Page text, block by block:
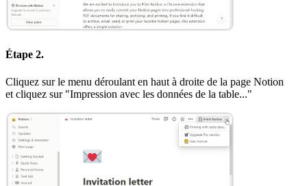
Étape 2.
Cliquez sur le menu déroulant en haut à droite de la page Notion
et cliquez sur "Impression avec les données de la table..."